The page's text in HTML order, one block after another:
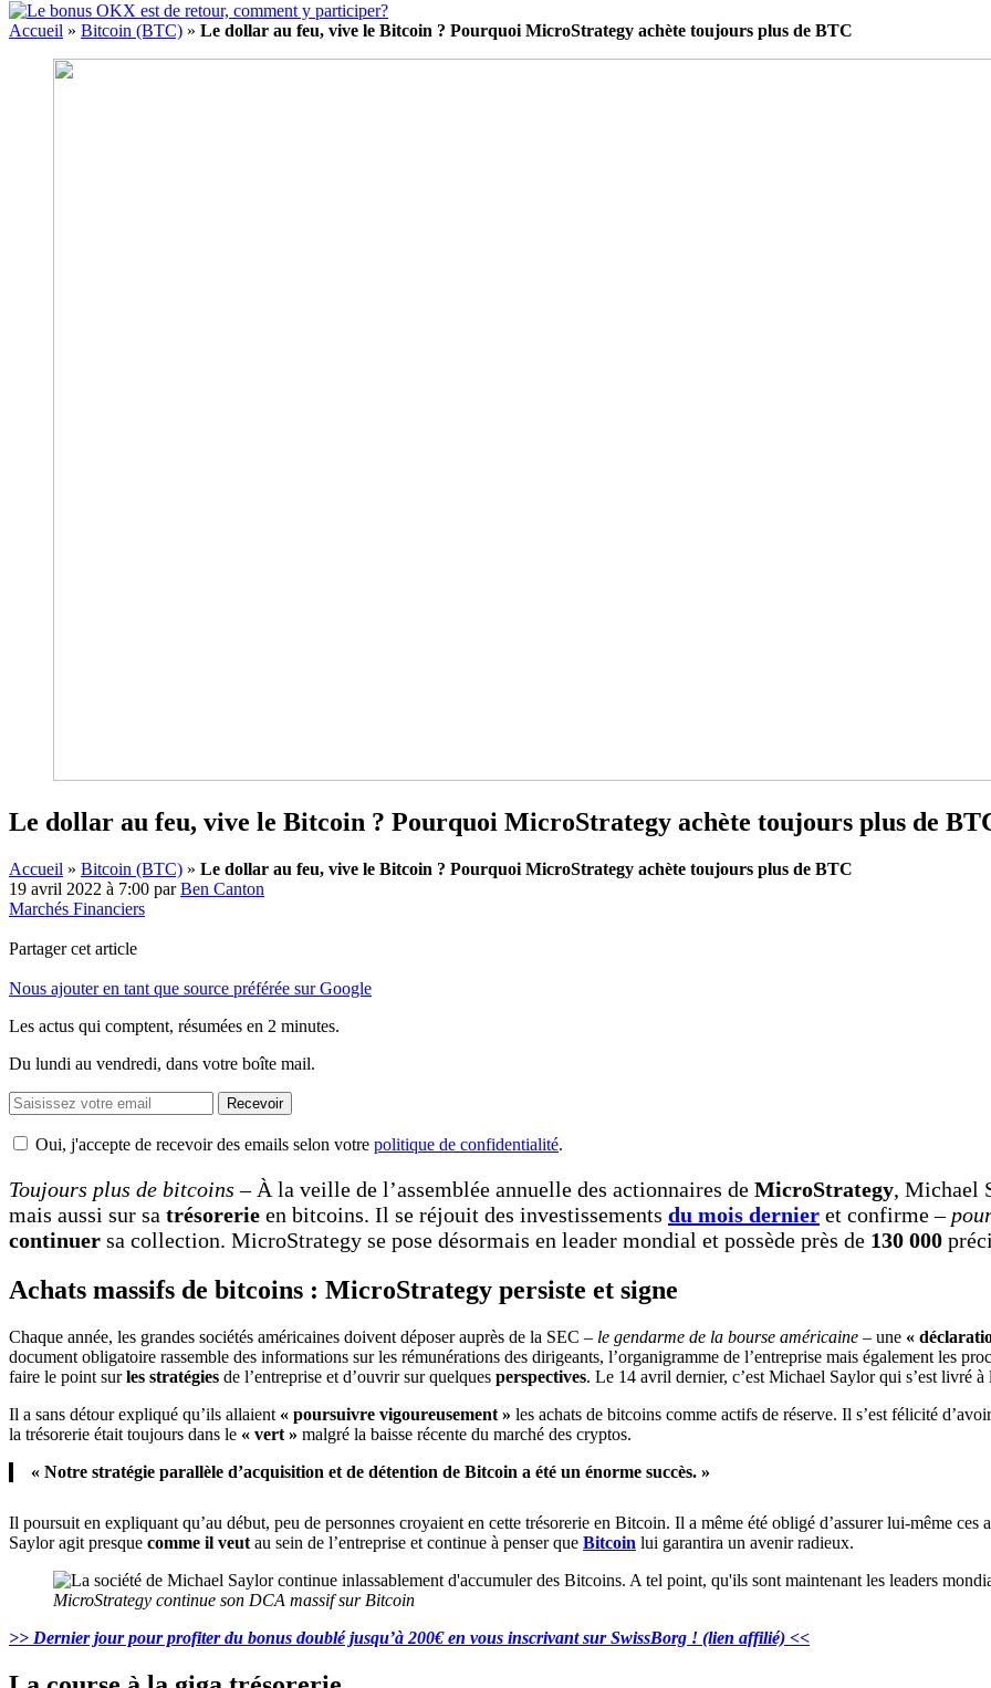
Accueil » Bitcoin (BTC) » Le dollar au feu, vive le Bitcoin ? Pourquoi MicroStrategy achète toujours plus de BTC
Le dollar au feu, vive le Bitcoin ? Pourquoi MicroStrategy achète toujours plus de
Accueil » Bitcoin (BTC) » Le dollar au feu, vive le Bitcoin ? Pourquoi MicroStrategy achète toujours plus de BTC
19 avril 2022 à 7:00 parBen Canton
Marchés Financiers
Partager cet article
Nous ajouter en tant que source préférée sur Google
Les actus qui comptent, résumées en 2 minutes.
Du lundi au vendredi, dans votre boîte mail.
Recevoir
Oui, j'accepte de recevoir des emails selon votre politique de confidentialité.
Toujours plus de bitcoins – À la veille de l’assemblée annuelle des actionnaires de MicroStrategy, Michael
mais aussi sur sa trésorerie en bitcoins. Il se réjouit des investissements du mois dernier et confirme –
continuer sa collection. MicroStrategy se pose désormais en leader mondial et possède près de 130 000
Achats massifs de bitcoins : MicroStrategy persiste et signe
Chaque année, les grandes sociétés américaines doivent déposer auprès de la SEC – le gendarme de la bourse américaine – une «
document obligatoire rassemble des informations sur les rémunérations des dirigeants, l’organigramme de l’entreprise mais également les
faire le point surles stratégies de l’entreprise et d’ouvrir sur quelques perspectives. Le 14 avril dernier, c’est Michael Saylor qui s’est livré
Il a sans détour expliqué qu’ils allaient « poursuivre vigoureusement » les achats de bitcoins comme actifs de réserve. Il s’est félicité
la trésorerie était toujours dans le « vert » malgré la baisse récente du marché des cryptos.
« Notre stratégie parallèle d’acquisition et de détention de Bitcoin a été un énorme succès. »
Il poursuit en expliquant qu’au début, peu de personnes croyaient en cette trésorerie en Bitcoin. Il a même été obligé d’assurer lui-même
Saylor agit presque comme il veut au sein de l’entreprise et continue à penser que Bitcoin lui garantira un avenir radieux.
MicroStrategy continue son DCA massif sur Bitcoin
>> Dernier jour pour profiter du bonus doublé jusqu’à 200€ en vous inscrivant sur SwissBorg ! (lien affilié) <<